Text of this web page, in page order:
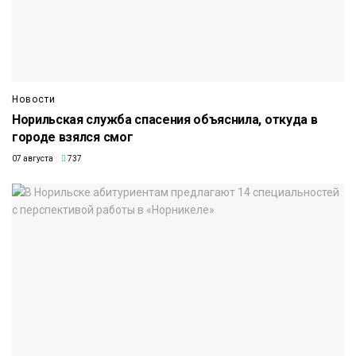
Новости
Норильская служба спасения объяснила, откуда в
городе взялся смог
07 августа 737